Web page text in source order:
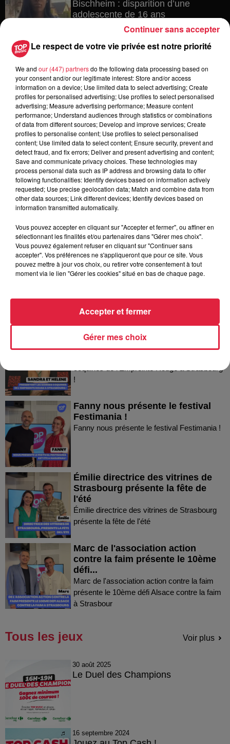
Bischheim : disparition d’une
adolescente de 16 ans
Muttersholtz : après SensoRied,
voilà BotaRied
3 août 2026
Éclipse solaire le 12 août : où et
comment observer ce spectacle en...
Dans la même série
Thierry du Domaine Wunsch et
Mann à Wettolsheim !
Wettolsheim !
Sandra et Estelle présentent les
soirées coquines de l'Empreinte...
coquines de l'Empreinte Rouge à Strasbourg
!
Fanny nous présente le festival
Festimania !
Fanny nous présente le festival Festimania !
Émilie directrice des vitrines de
Strasbourg présente la fête de
l'été
Émilie directrice des vitrines de Strasbourg
présente la fête de l'été
Marc de l'association action
contre la faim présente le 10ème
défi...
Marc de l'association action contre la faim
présente le 10ème défi Alsace contre la faim
à Strasbour
Tous les jeux Voir plus
30 août 2025
Le Duel des Champions
16 septembre 2024
Le respect de votre vie privée est notre priorité
We and our (447) partnersdo the following data processing based on
your consent and/or our legitimate interest: Store and/or access
information on a device; Use limited data to select advertising; Create
profiles for personalised advertising; Use profiles to select personalised
advertising; Measure advertising performance; Measure content
performance; Understand audiences through statistics or combinations
of data from different sources; Develop and improve services; Create
profiles to personalise content; Use profiles to select personalised
content; Use limited data to select content; Ensure security, prevent and
detect fraud, and fix errors; Deliver and present advertising and content;
Save and communicate privacy choices. These technologies may
process personal data such as IP address and browsing data to offer
following functionalities: Identify devices based on information actively
requested; Use precise geolocation data; Match and combine data from
other data sources; Link different devices; Identify devices based on
information transmitted automatically.
Vous pouvez accepter en cliquant sur "Accepter et fermer", ou affiner en
sélectionnant les finalités et/ou partenaires dans "Gérer mes choix".
Vous pouvez également refuser en cliquant sur "Continuer sans
accepter". Vos préférences ne s'appliqueront que pour ce site. Vous
pouvez mettre à jour vos choix, ou retirer votre consentement à tout
moment via le lien "Gérer les cookies" situé en bas de chaque page.
Gérer mes choix
Accepter et fermer
Continuer sans accepter